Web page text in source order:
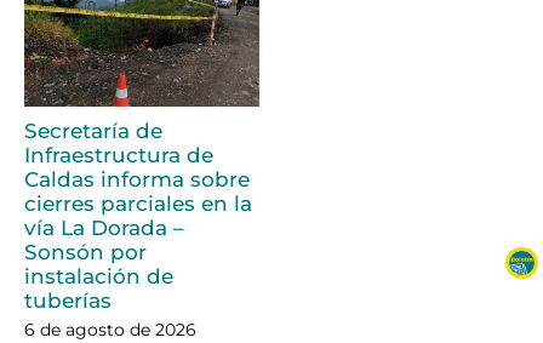
Secretaría de
Infraestructura de
Caldas informa sobre
cierres parciales en la
vía La Dorada –
Sonsón por
instalación de
tuberías
6 de agosto de 2026